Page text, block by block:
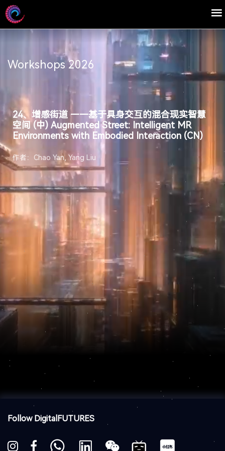
Workshops 2026
24、增感街道 ——基于具身交互的混合现实智慧
空间 (中) Augmented Street: Intelligent MR
Environments with Embodied Interaction (CN)
作者：Chao Yan, Yang Liu
Follow DigitalFUTURES